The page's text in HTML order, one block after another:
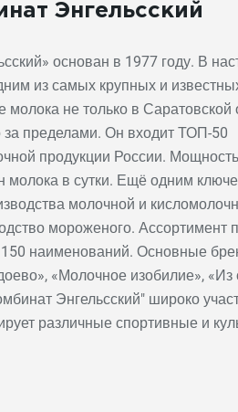
Энгельсский
основан в 1977 году. В
из самых крупных и
молока не только в Саратовской
за пределами. Он входит ТОП-50
продукции России.
молока в сутки. Ещё одним
молочной и
мороженого. Ассортимент
наименований. Основные
«Молочное изобилие», «Из
Энгельсский" широко
различные спортивные и